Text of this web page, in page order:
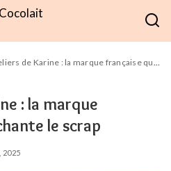
de Karine : la marque française qui réenchante le scrap
: la marque
le scrap
2025